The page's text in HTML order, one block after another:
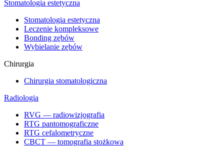
Stomatologia estetyczna
Stomatologia estetyczna
Leczenie kompleksowe
Bonding zębów
Wybielanie zębów
Chirurgia
Chirurgia stomatologiczna
Radiologia
RVG — radiowizjografia
RTG pantomograficzne
RTG cefalometryczne
CBCT — tomografia stożkowa